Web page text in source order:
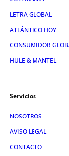
LETRA GLOBAL
ATLÁNTICO HOY
CONSUMIDOR
HULE & MANTEL
Servicios
NOSOTROS
AVISO LEGAL
CONTACTO